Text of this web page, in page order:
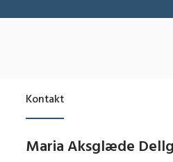
Kontakt
Maria Aksglæde